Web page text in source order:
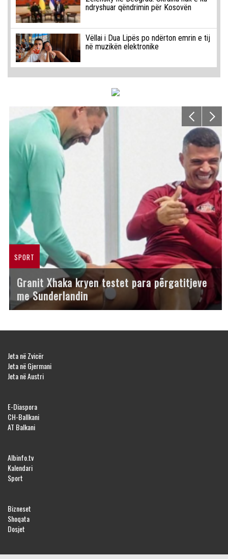
ndryshuar qëndrimin për Kosovën
Vëllai i Dua Lipës po ndërton emrin e tij
në muzikën elektronike
SPORT
Granit Xhaka kryen testet para përgatitjeve
me Sunderlandin
Jeta në Zvicër
Jeta në Gjermani
Jeta në Austri
E-Diaspora
CH-Ballkani
AT Balkani
Albinfo.tv
Kalendari
Sport
Bizneset
Shoqata
Dosjet